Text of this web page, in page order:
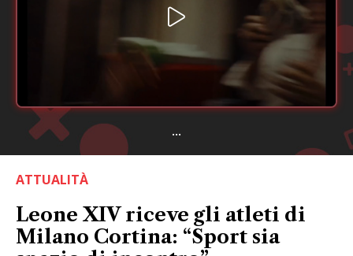
...
ATTUALITÀ
Leone XIV riceve gli atleti di
Milano Cortina: “Sport sia